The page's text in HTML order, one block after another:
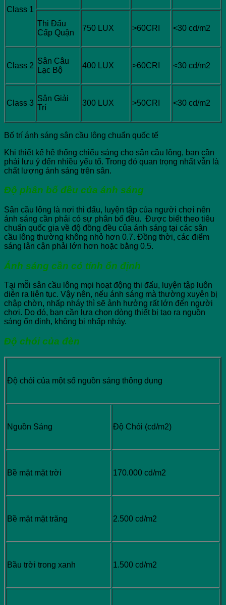
Class 1
Thi Đấu
Cấp Quận
750 LUX >60CRI <30 cd/m2
Class 2
Sân Câu
Lạc Bộ
400 LUX >60CRI <30 cd/m2
Class 3
Sân Giải
Trí
300 LUX >50CRI <30 cd/m2
Bố trí ánh sáng sân cầu lông chuẩn quốc tế
Khi thiết kế hệ thống chiếu sáng cho sân cầu lông, bạn cần
phải lưu ý đến nhiều yếu tố. Trong đó quan trọng nhất vẫn là
chất lượng ánh sáng trên sân.
Độ phân bố đều của ánh sáng
Sân cầu lông là nơi thi đấu, luyện tập của người chơi nên
ánh sáng cần phải có sự phân bố đều. Được biết theo tiêu
chuẩn quốc gia về độ đồng đều của ánh sáng tại các sân
cầu lông thường không nhỏ hơn 0.7. Đồng thời, các điểm
sáng lân cận phải lớn hơn hoặc bằng 0.5.
Ánh sáng cần có tính ổn định
Tại mỗi sân cầu lông mọi hoạt động thi đấu, luyện tập luôn
diễn ra liên tục. Vậy nên, nếu ánh sáng mà thường xuyên bị
chập chờn, nhấp nháy thì sẽ ảnh hưởng rất lớn đến người
chơi. Do đó, bạn cần lựa chọn dòng thiết bị tạo ra nguồn
sáng ổn định, không bị nhấp nháy.
Độ chói của đèn
Độ chói của một số nguồn sáng thông dụng
Nguồn Sáng Độ Chói (cd/m2)
Bề mặt mặt trời 170.000 cd/m2
Bề mặt mặt trăng 2.500 cd/m2
Bầu trời trong xanh 1.500 cd/m2